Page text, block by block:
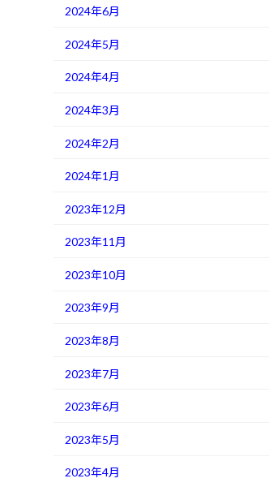
2024年6月
2024年5月
2024年4月
2024年3月
2024年2月
2024年1月
2023年12月
2023年11月
2023年10月
2023年9月
2023年8月
2023年7月
2023年6月
2023年5月
2023年4月